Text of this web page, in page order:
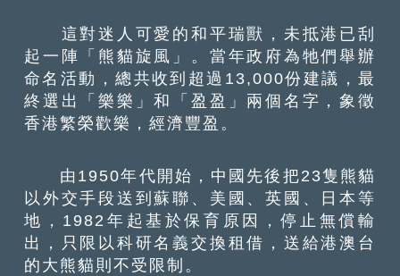
這對迷人可愛的和平瑞獸，未抵港已刮
起一陣「熊貓旋風」。當年政府為牠們舉辦
命名活動，總共收到超過13,000份建議，最
終選出「樂樂」和「盈盈」兩個名字，象徵
香港繁榮歡樂，經濟豐盈。
由1950年代開始，中國先後把23隻熊貓
以外交手段送到蘇聯、美國、英國、日本等
地，1982年起基於保育原因，停止無償輸
出，只限以科研名義交換租借，送給港澳台
的大熊貓則不受限制。